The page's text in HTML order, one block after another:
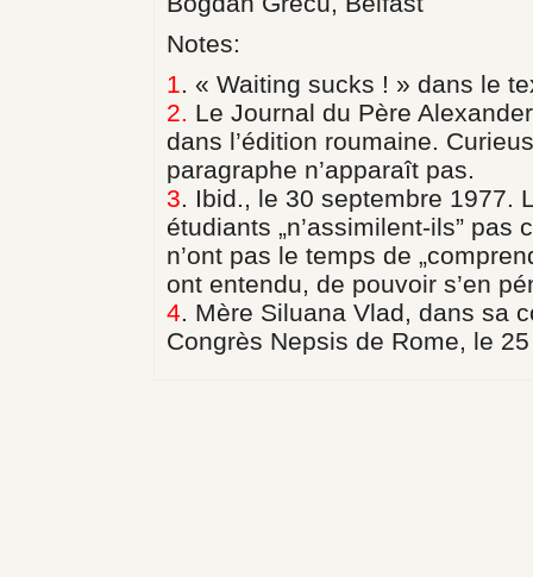
Notes:
1. « Waiting sucks ! » dans le
2. Le Journal du Père
dans l’édition roumaine.
paragraphe n’apparaît pas.
3. Ibid., le 30 septembre 1977.
étudiants „n’assimilent-ils” pas
n’ont pas le temps de
ont entendu, de pouvoir s’en
4. Mère Siluana Vlad, dans sa
Congrès Nepsis de Rome, le